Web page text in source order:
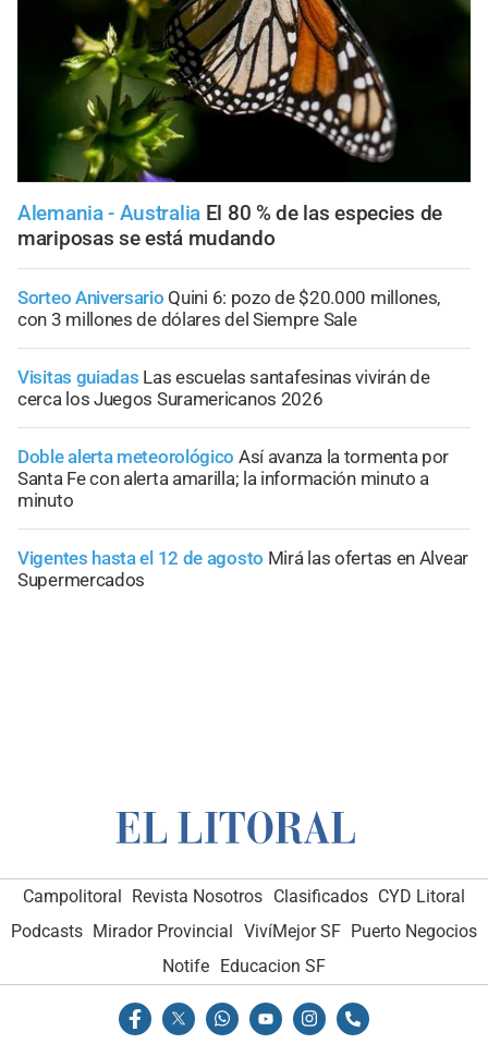
Alemania - Australia El 80 % de las especies de
mariposas se está mudando
Sorteo Aniversario Quini 6: pozo de $20.000 millones,
con 3 millones de dólares del Siempre Sale
Visitas guiadas Las escuelas santafesinas vivirán de
cerca los Juegos Suramericanos 2026
Doble alerta meteorológico Así avanza la tormenta por
Santa Fe con alerta amarilla; la información minuto a
minuto
Vigentes hasta el 12 de agosto Mirá las ofertas en Alvear
Supermercados
Campolitoral Revista Nosotros Clasificados CYD Litoral
Podcasts Mirador Provincial VivíMejor SF Puerto Negocios
Notife Educacion SF